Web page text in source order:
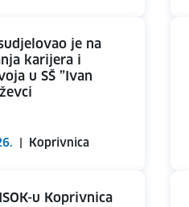
je na
karijera i
u SŠ ”Ivan
Koprivnica
u Koprivnica